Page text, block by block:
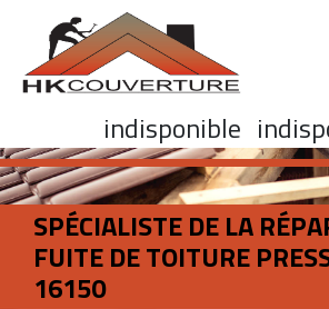
indisponible
SPÉCIALISTE DE LA
FUITE DE TOITURE
16150